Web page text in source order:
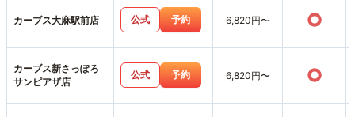
カーブス大麻駅前店 公式 予約 6,820円〜 ○
カーブス新さっぽろ
サンピアザ店
公式 予約 6,820円〜 ○